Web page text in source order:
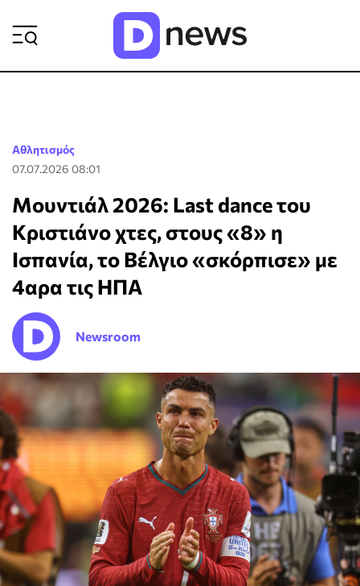
Αθλητισμός
07.07.2026 08:01
Μουντιάλ 2026: Last dance του
Κριστιάνο χτες, στους «8» η
Ισπανία, το Βέλγιο «σκόρπισε» με
4αρα τις ΗΠΑ
Newsroom